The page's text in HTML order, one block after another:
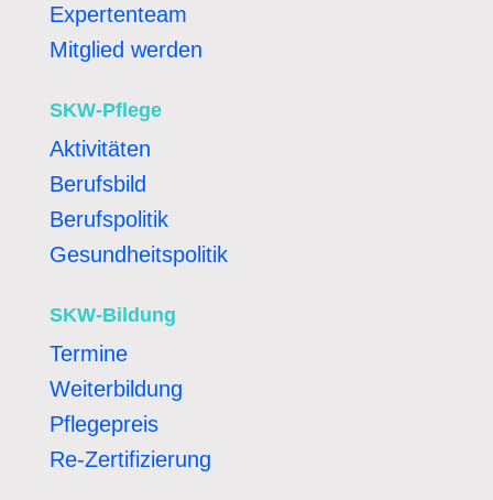
Expertenteam
Mitglied werden
SKW-Pflege
Aktivitäten
Berufsbild
Berufspolitik
Gesundheitspolitik
SKW-Bildung
Termine
Weiterbildung
Pflegepreis
Re-Zertifizierung